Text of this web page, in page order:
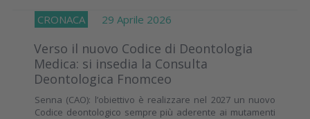
CRONACA 29 Aprile 2026
Verso il nuovo Codice di Deontologia
Medica: si insedia la Consulta
Deontologica Fnomceo
Senna (CAO): l’obiettivo è realizzare nel 2027 un nuovo
Codice deontologico sempre più aderente ai mutamenti